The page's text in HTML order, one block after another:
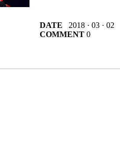
DATE 2018 · 03 · 02
COMMENT 0